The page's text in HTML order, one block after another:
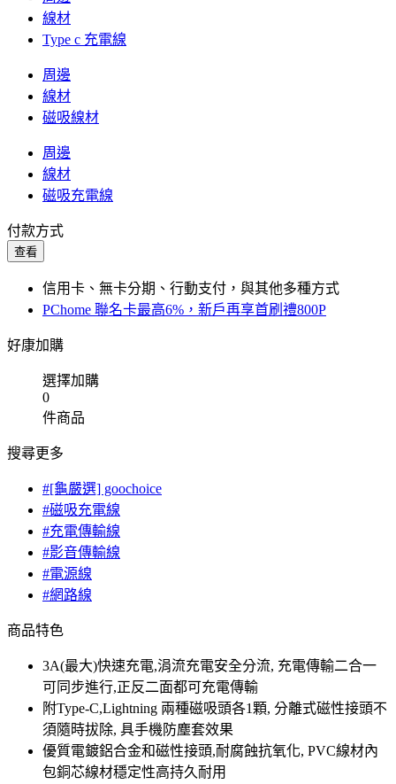
線材
Type c 充電線
周邊
線材
磁吸線材
周邊
線材
磁吸充電線
付款方式
查看
信用卡、無卡分期、行動支付，與其他多種方式
PChome 聯名卡最高6%，新戶再享首刷禮800P
好康加購
選擇加購
0
件商品
搜尋更多
#[龜嚴選] goochoice
#磁吸充電線
#充電傳輸線
#影音傳輸線
#電源線
#網路線
商品特色
3A(最大)快速充電,涓流充電安全分流, 充電傳輸二合一
可同步進行,正反二面都可充電傳輸
附Type-C,Lightning 兩種磁吸頭各1顆, 分離式磁性接頭不
須隨時拔除, 具手機防塵套效果
優質電鍍鋁合金和磁性接頭,耐腐蝕抗氧化, PVC線材內
包銅芯線材穩定性高持久耐用